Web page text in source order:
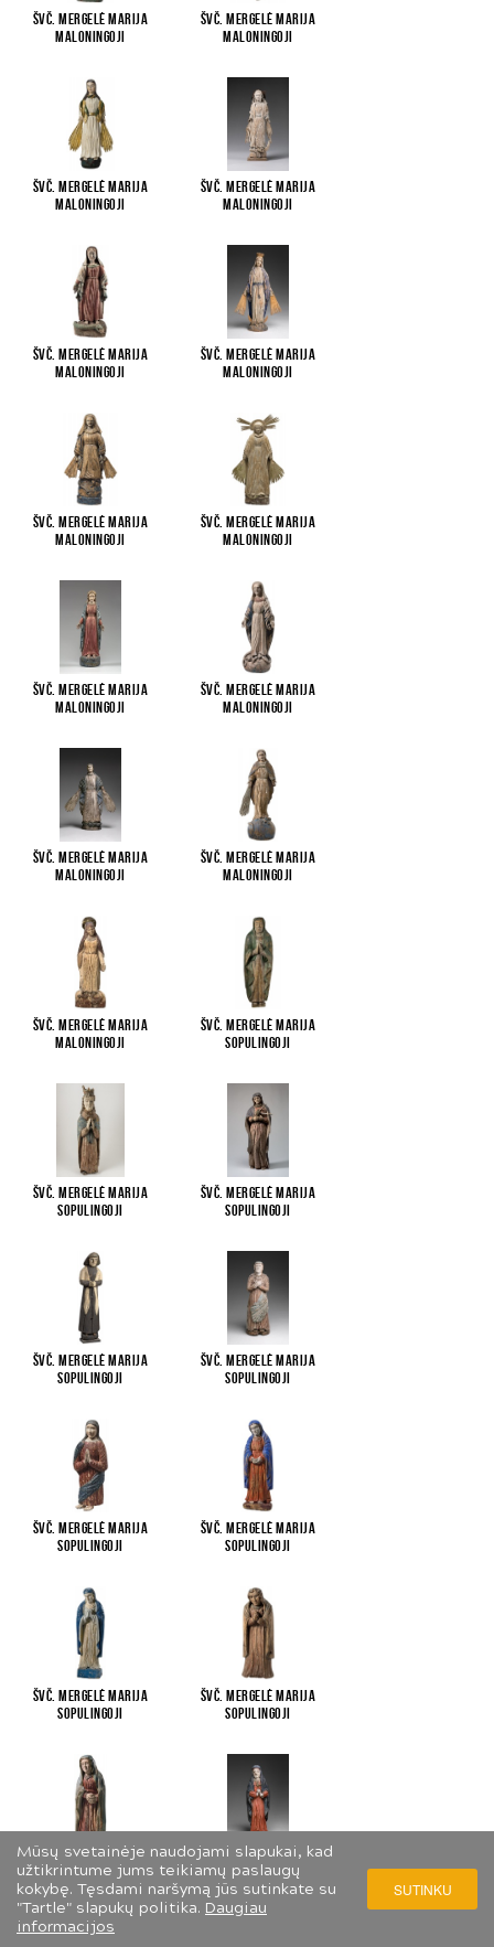
Mūsų svetainėje naudojami slapukai, kad
užtikrintume jums teikiamų paslaugų
kokybę. Tęsdami naršymą jūs sutinkate su
"Tartle" slapukų politika. Daugiau
informacijos
SUTINKU
Švč. Mergelė Marija
Maloningoji
Švč. Mergelė Marija
Maloningoji
Švč. Mergelė Marija
Maloningoji
Švč. Mergelė Marija
Maloningoji
Švč. Mergelė Marija
Maloningoji
Švč. Mergelė Marija
Maloningoji
Švč. Mergelė Marija
Maloningoji
Švč. Mergelė Marija
Maloningoji
Švč. Mergelė Marija
Maloningoji
Švč. Mergelė Marija
Maloningoji
Švč. Mergelė Marija
Maloningoji
Švč. Mergelė Marija
Maloningoji
Švč. Mergelė Marija
Maloningoji
Švč. Mergelė Marija
Sopulingoji
Švč. Mergelė Marija
Sopulingoji
Švč. Mergelė Marija
Sopulingoji
Švč. Mergelė Marija
Sopulingoji
Švč. Mergelė Marija
Sopulingoji
Švč. Mergelė Marija
Sopulingoji
Švč. Mergelė Marija
Sopulingoji
Švč. Mergelė Marija
Sopulingoji
Švč. Mergelė Marija
Sopulingoji
Švč. Mergelė Marija
Sopulingoji
Švč. Mergelė Marija
Sopulingoji